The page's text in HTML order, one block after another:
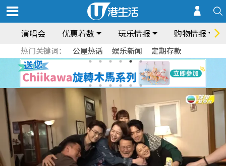
演唱会 优惠着数 玩乐情报 购物情报
热门关键词： 公屋热话 娱乐新闻 定期存款